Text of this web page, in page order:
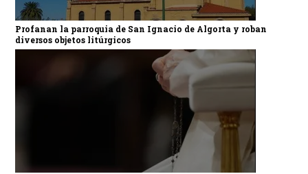
Profanan la parroquia de San Ignacio de Algorta y roban
diversos objetos litúrgicos